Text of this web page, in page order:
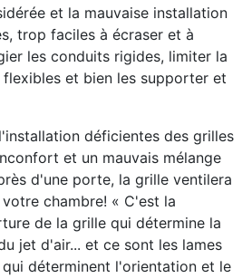
et la mauvaise installation
trop faciles à écraser et à
les conduits rigides, limiter la
et bien les supporter et
déficientes des grilles
et un mauvais mélange
d'une porte, la grille ventilera
chambre! « C'est la
de la grille qui détermine la
jet d'air... et ce sont les lames
déterminent l'orientation et le